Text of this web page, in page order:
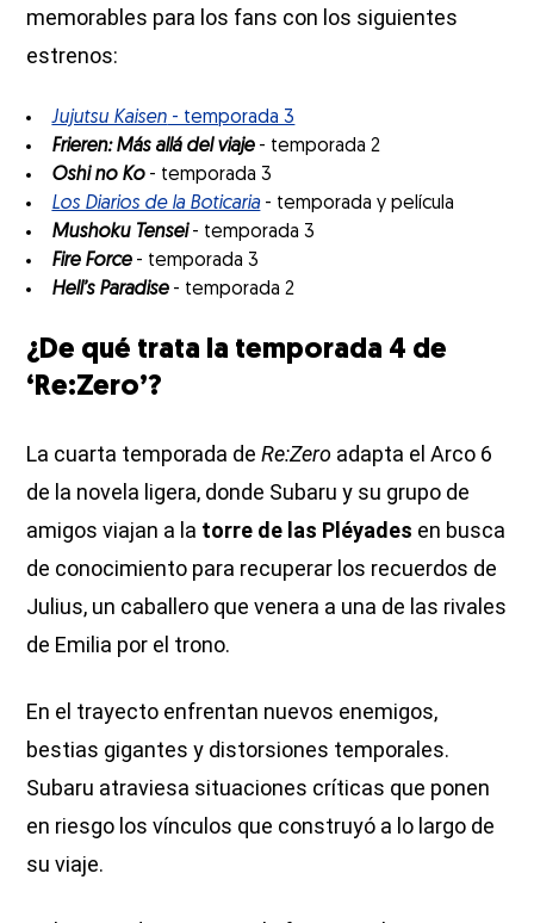
memorables para los fans con los siguientes
estrenos:
Jujutsu Kaisen - temporada 3
Frieren: Más allá del viaje- temporada 2
Oshi no Ko- temporada 3
Los Diarios de la Boticaria- temporada y película
Mushoku Tensei- temporada 3
Fire Force- temporada 3
Hell’s Paradise - temporada 2
¿De qué trata la temporada 4 de
‘Re:Zero’?
La cuarta temporada deRe:Zero adapta el Arco 6
de la novela ligera, donde Subaru y su grupo de
amigos viajan a la torre de las Pléyades en busca
de conocimiento para recuperar los recuerdos de
Julius, un caballero que venera a una de las rivales
de Emilia por el trono.
En el trayecto enfrentan nuevos enemigos,
bestias gigantes y distorsiones temporales.
Subaru atraviesa situaciones críticas que ponen
en riesgo los vínculos que construyó a lo largo de
su viaje.